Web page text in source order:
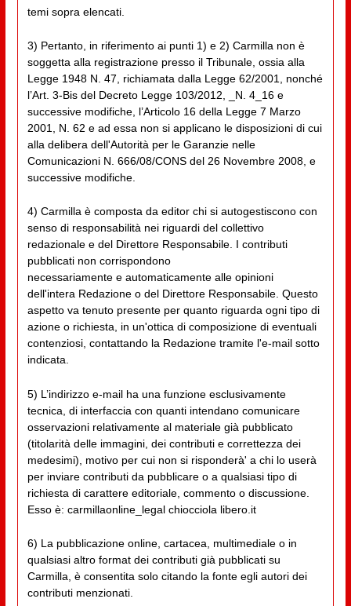
temi sopra elencati.
3) Pertanto, in riferimento ai punti 1) e 2) Carmilla non è
soggetta alla registrazione presso il Tribunale, ossia alla
Legge 1948 N. 47, richiamata dalla Legge 62/2001, nonché
l’Art. 3-Bis del Decreto Legge 103/2012, _N. 4_16 e
successive modifiche, l’Articolo 16 della Legge 7 Marzo
2001, N. 62 e ad essa non si applicano le disposizioni di cui
alla delibera dell'Autorità per le Garanzie nelle
Comunicazioni N. 666/08/CONS del 26 Novembre 2008, e
successive modifiche.
4) Carmilla è composta da editor chi si autogestiscono con
senso di responsabilità nei riguardi del collettivo
redazionale e del Direttore Responsabile. I contributi
pubblicati non corrispondono
necessariamente e automaticamente alle opinioni
dell'intera Redazione o del Direttore Responsabile. Questo
aspetto va tenuto presente per quanto riguarda ogni tipo di
azione o richiesta, in un'ottica di composizione di eventuali
contenziosi, contattando la Redazione tramite l'e-mail sotto
indicata.
5) L’indirizzo e-mail ha una funzione esclusivamente
tecnica, di interfaccia con quanti intendano comunicare
osservazioni relativamente al materiale già pubblicato
(titolarità delle immagini, dei contributi e correttezza dei
medesimi), motivo per cui non si risponderà' a chi lo userà
per inviare contributi da pubblicare o a qualsiasi tipo di
richiesta di carattere editoriale, commento o discussione.
Esso è: carmillaonline_legal chiocciola libero.it
6) La pubblicazione online, cartacea, multimediale o in
qualsiasi altro format dei contributi già pubblicati su
Carmilla, è consentita solo citando la fonte egli autori dei
contributi menzionati.